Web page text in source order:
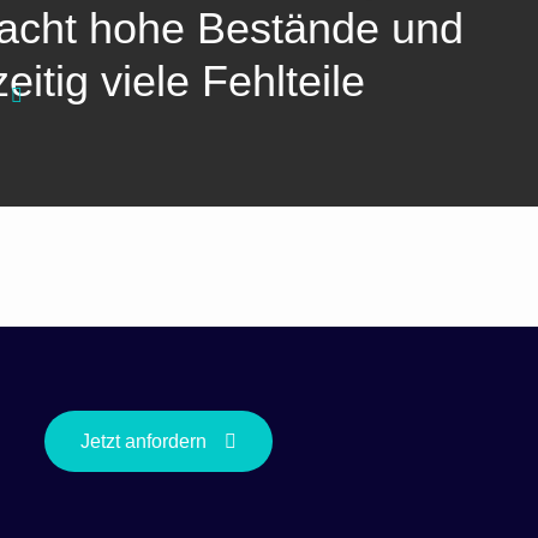
hohe Bestände und
viele Fehlteile
Jetzt anfordern